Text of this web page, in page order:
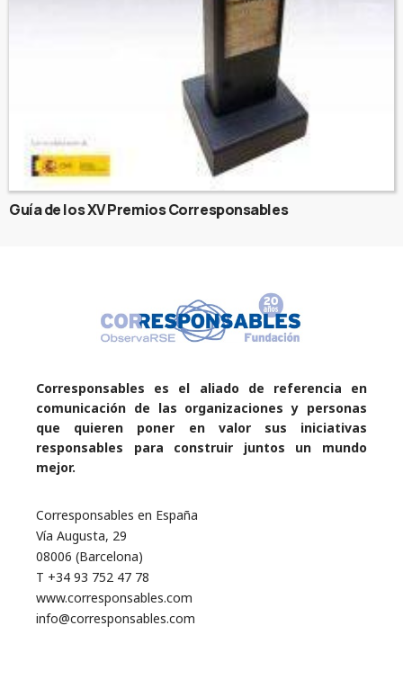
Guía de los XV Premios Corresponsables
Corresponsables es el aliado de referencia en
comunicación de las organizaciones y personas
que quieren poner en valor sus iniciativas
responsables para construir juntos un mundo
mejor.
Corresponsables en España
Vía Augusta, 29
08006 (Barcelona)
T +34 93 752 47 78
www.corresponsables.com
info@corresponsables.com